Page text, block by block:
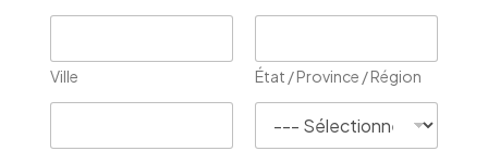
Ville État / Province / Région